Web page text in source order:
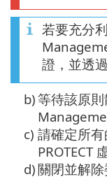
若要充分
證，並透
b)等待該原則
c) 請確定所有
PROTECT
d)關閉並解除